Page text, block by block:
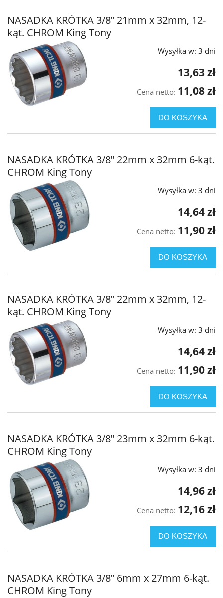
NASADKA KRÓTKA 3/8'' 21mm x 32mm, 12-
kąt. CHROM King Tony
Wysyłka w: 3 dni
13,63 zł
Cena netto: 11,08 zł
DO KOSZYKA
NASADKA KRÓTKA 3/8'' 22mm x 32mm 6-kąt.
CHROM King Tony
Wysyłka w: 3 dni
14,64 zł
Cena netto: 11,90 zł
DO KOSZYKA
NASADKA KRÓTKA 3/8'' 22mm x 32mm, 12-
kąt. CHROM King Tony
Wysyłka w: 3 dni
14,64 zł
Cena netto: 11,90 zł
DO KOSZYKA
NASADKA KRÓTKA 3/8'' 23mm x 32mm 6-kąt.
CHROM King Tony
Wysyłka w: 3 dni
14,96 zł
Cena netto: 12,16 zł
DO KOSZYKA
NASADKA KRÓTKA 3/8'' 6mm x 27mm 6-kąt.
CHROM King Tony